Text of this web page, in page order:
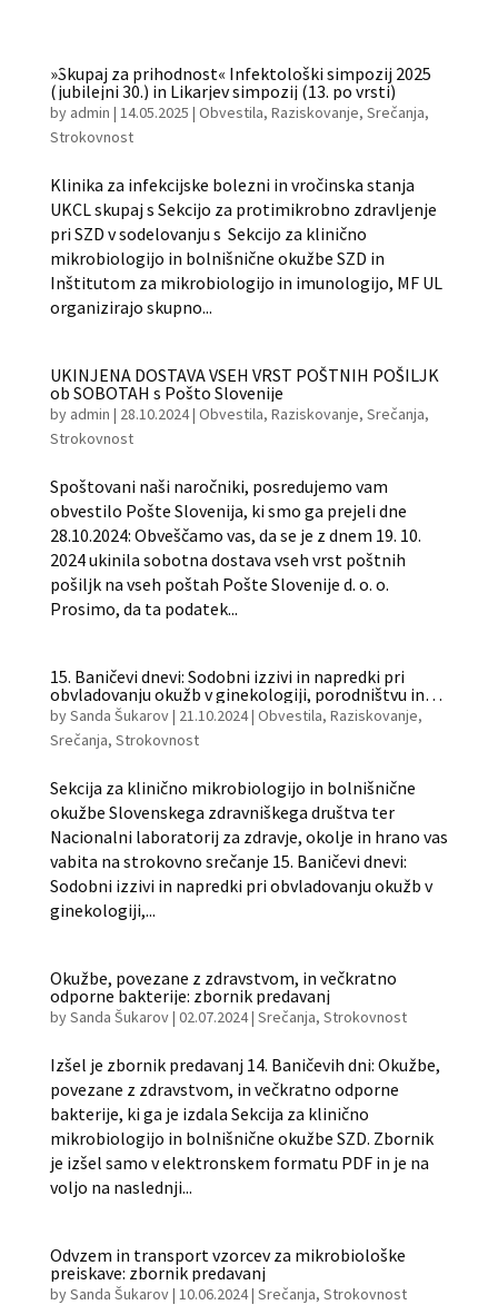
»Skupaj za prihodnost« Infektološki simpozij 2025
(jubilejni 30.) in Likarjev simpozij (13. po vrsti)
by admin | 14.05.2025 | Obvestila, Raziskovanje, Srečanja,
Strokovnost
Klinika za infekcijske bolezni in vročinska stanja
UKCL skupaj s Sekcijo za protimikrobno zdravljenje
pri SZD v sodelovanju s Sekcijo za klinično
mikrobiologijo in bolnišnične okužbe SZD in
Inštitutom za mikrobiologijo in imunologijo, MF UL
organizirajo skupno...
UKINJENA DOSTAVA VSEH VRST POŠTNIH POŠILJK
ob SOBOTAH s Pošto Slovenije
by admin | 28.10.2024| Obvestila, Raziskovanje, Srečanja,
Strokovnost
Spoštovani naši naročniki, posredujemo vam
obvestilo Pošte Slovenija, ki smo ga prejeli dne
28.10.2024: Obveščamo vas, da se je z dnem 19. 10.
2024 ukinila sobotna dostava vseh vrst poštnih
pošiljk na vseh poštah Pošte Slovenije d. o. o.
Prosimo, da ta podatek...
15. Baničevi dnevi: Sodobni izzivi in napredki pri
obvladovanju okužb v ginekologiji, porodništvu in
spolno prenosljivih okužb
bySanda Šukarov| 21.10.2024| Obvestila, Raziskovanje,
Srečanja, Strokovnost
Sekcija za klinično mikrobiologijo in bolnišnične
okužbe Slovenskega zdravniškega društva ter
Nacionalni laboratorij za zdravje, okolje in hrano vas
vabita na strokovno srečanje 15. Baničevi dnevi:
Sodobni izzivi in napredki pri obvladovanju okužb v
ginekologiji,...
Okužbe, povezane z zdravstvom, in večkratno
odporne bakterije: zbornik predavanj
bySanda Šukarov| 02.07.2024| Srečanja, Strokovnost
Izšel je zbornik predavanj 14. Baničevih dni: Okužbe,
povezane z zdravstvom, in večkratno odporne
bakterije, ki ga je izdala Sekcija za klinično
mikrobiologijo in bolnišnične okužbe SZD. Zbornik
je izšel samo v elektronskem formatu PDF in je na
voljo na naslednji...
Odvzem in transport vzorcev za mikrobiološke
preiskave: zbornik predavanj
bySanda Šukarov| 10.06.2024| Srečanja, Strokovnost